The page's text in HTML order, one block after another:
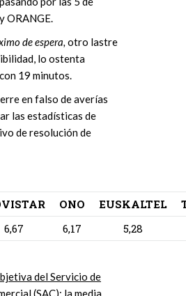
ORANGE.
de espera, otro lastre
lo ostenta
19 minutos.
en falso de averías
las estadísticas de
de resolución de
ONO EUSKALTEL
6,67 6,17 5,28
del Servicio de
(SAC): la media